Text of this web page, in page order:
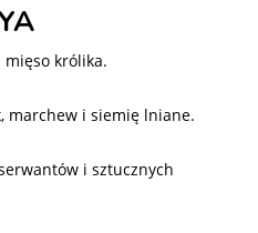
królika.
marchew i siemię lniane.
i sztucznych